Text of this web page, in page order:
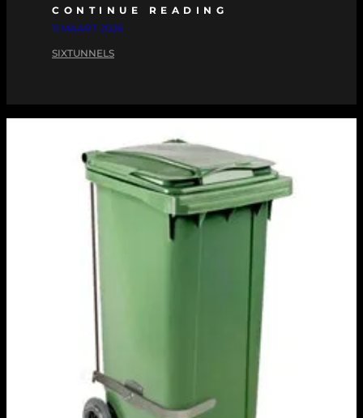
CONTINUE READING
11 MAART 2026
SIXTUNNELS